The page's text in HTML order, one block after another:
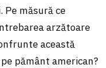
măsură ce
arzătoare
această
pământ american?